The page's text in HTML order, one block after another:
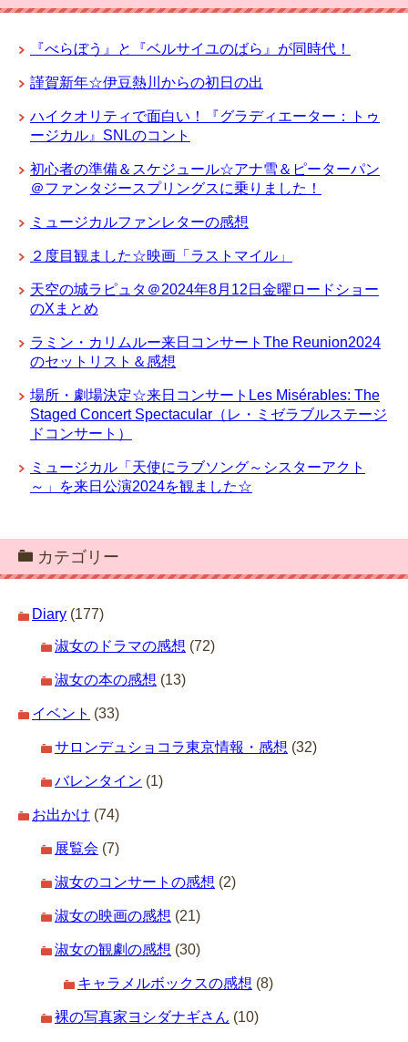
『べらぼう』と『ベルサイユのばら』が同時代！
謹賀新年☆伊豆熱川からの初日の出
ハイクオリティで面白い！『グラディエーター：トゥ
ージカル』SNLのコント
初心者の準備＆スケジュール☆アナ雪＆ピーターパン
＠ファンタジースプリングスに乗りました！
ミュージカルファンレターの感想
２度目観ました☆映画「ラストマイル」
天空の城ラピュタ＠2024年8月12日金曜ロードショー
のXまとめ
ラミン・カリムルー来日コンサートThe Reunion2024
のセットリスト＆感想
場所・劇場決定☆来日コンサートLes Misérables: The
Staged Concert Spectacular（レ・ミゼラブルステージ
ドコンサート）
ミュージカル「天使にラブソング～シスターアクト
～」を来日公演2024を観ました☆
カテゴリー
Diary (177)
淑女のドラマの感想 (72)
淑女の本の感想 (13)
イベント (33)
サロンデュショコラ東京情報・感想 (32)
バレンタイン (1)
お出かけ (74)
展覧会 (7)
淑女のコンサートの感想 (2)
淑女の映画の感想 (21)
淑女の観劇の感想 (30)
キャラメルボックスの感想 (8)
裸の写真家ヨシダナギさん (10)